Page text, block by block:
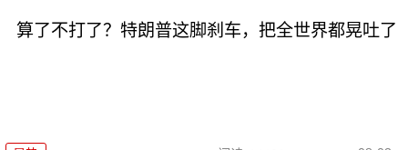
算了不打了？特朗普这脚刹车，把全世界都晃吐了